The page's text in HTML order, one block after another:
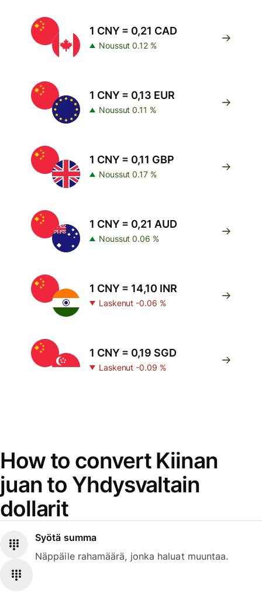
1 CNY = 0,21 CAD
Noussut 0.12 %
1 CNY = 0,13 EUR
Noussut 0.11 %
1 CNY = 0,11 GBP
Noussut 0.17 %
1 CNY = 0,21 AUD
Noussut 0.06 %
1 CNY = 14,10 INR
Laskenut -0.06 %
1 CNY = 0,19 SGD
Laskenut -0.09 %
How to convert Kiinan
juan to Yhdysvaltain
dollarit
Syötä summa
Näppäile rahamäärä, jonka haluat muuntaa.